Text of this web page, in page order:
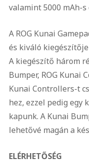
valamint 5000 mAh-
A ROG Kunai
és kiváló
A kiegészítő három
Bumper, ROG Kunai
Kunai Controllers-t
hez, ezzel pedig egy
kapunk. A Kunai
lehetővé magán a
ELÉRHETŐSÉG